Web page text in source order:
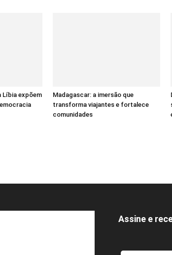
Líbia expõem
Madagascar: a imersão que
transforma viajantes e fortalece
comunidades
Assine e